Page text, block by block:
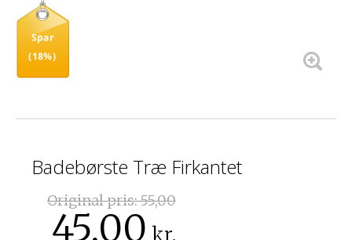
Spar
(18%)
Badebørste Træ Firkantet
Original pris:55,00
45,00